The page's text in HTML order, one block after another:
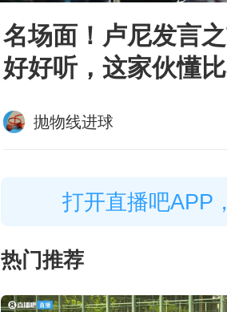
名场面！卢尼发言
好好听，这家伙懂比
抛物线进球
打开直播吧APP
热门推荐